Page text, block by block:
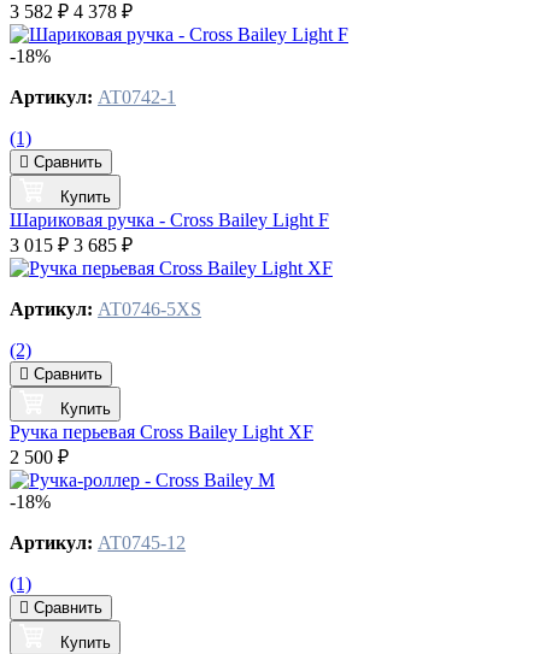
3 582 ₽ 4 378 ₽
-18%
Артикул: AT0742-1
(1)
Сравнить
Купить
Шариковая ручка - Cross Bailey Light F
3 015 ₽ 3 685 ₽
Артикул: AT0746-5XS
(2)
Сравнить
Купить
Ручка перьевая Cross Bailey Light XF
2 500 ₽
-18%
Артикул: AT0745-12
(1)
Сравнить
Купить